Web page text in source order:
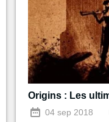
Origins : Les
04 sep 2018